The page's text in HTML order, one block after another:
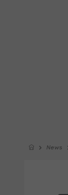
News